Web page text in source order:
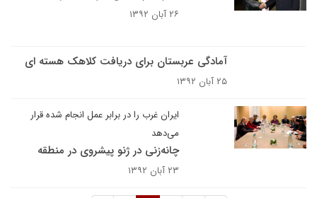
۲۶ آبان ۱۳۹۲
آمادگی عربستان برای دریافت کلاهک هسته ای
۲۵ آبان ۱۳۹۲
ایران غرب را در برابر عمل انجام شده قرار
می‌دهد
چانه‌زنی در ژنو پیشروی در منطقه
۲۳ آبان ۱۳۹۲